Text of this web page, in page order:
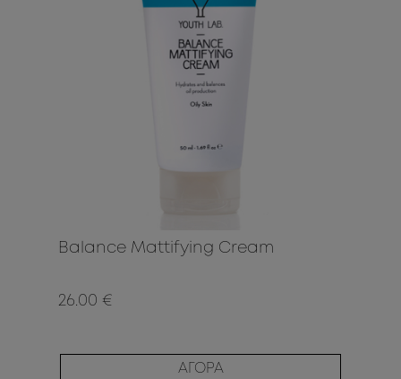
Balance Mattifying Cream
26.00 €
ΑΓΟΡΑ